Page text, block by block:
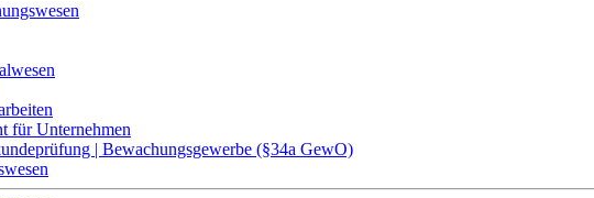
für Unternehmen
| Bewachungsgewerbe (§34a GewO)